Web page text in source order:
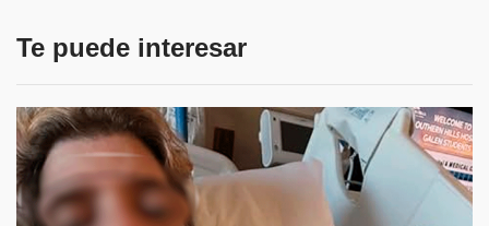
Te puede interesar